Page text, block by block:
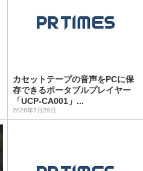
カセットテープの音声をPCに保
存できるポータブルプレイヤー
「UCP-CA001」...
2026年7月29日